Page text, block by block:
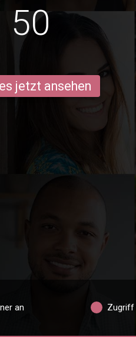
50
jetzt ansehen
an Zugriff